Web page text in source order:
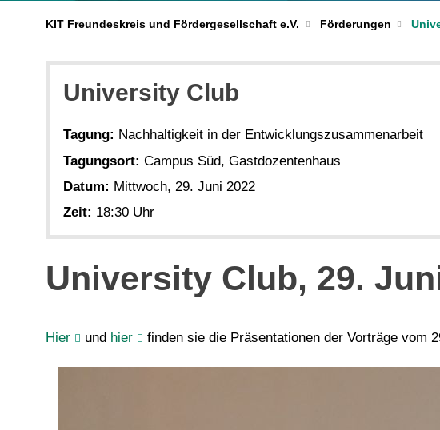
KIT Freundeskreis und Fördergesellschaft e.V. Förderungen
University Club
Tagung: Nachhaltigkeit in der Entwicklungszusammenarbeit
Tagungsort: Campus Süd, Gastdozentenhaus
Datum: Mittwoch, 29. Juni 2022
Zeit: 18:30 Uhr
University Club, 29.
Hier  und hier  finden sie die Präsentationen der Vorträge vom